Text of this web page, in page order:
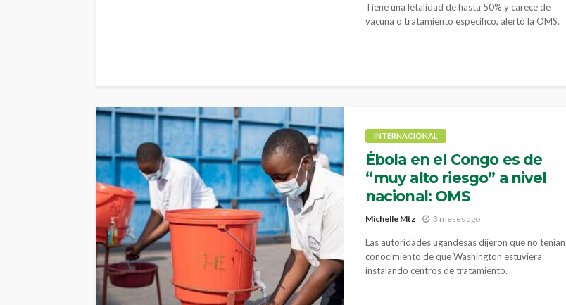
Tiene una letalidad de hasta 50% y carece de
vacuna o tratamiento específico, alertó la OMS.
INTERNACIONAL
Ébola en el Congo es de
“muy alto riesgo” a nivel
nacional: OMS
Michelle Mtz 3 meses ago
Las autoridades ugandesas dijeron que no tenían
conocimiento de que Washington estuviera
instalando centros de tratamiento.